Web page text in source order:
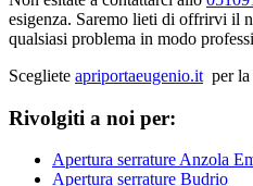
esigenza. Saremo lieti di offrirvi il
qualsiasi problema in modo
Scegliete apriportaeugenio.it per
Rivolgiti a noi per:
Apertura serrature Anzola
Apertura serrature Budrio